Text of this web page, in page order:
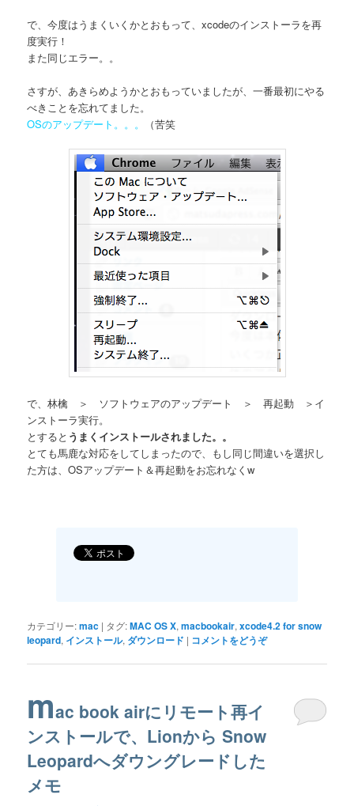
で、今度はうまくいくかとおもって、xcodeのインストーラを再
度実行！
また同じエラー。。
さすが、あきらめようかとおもっていましたが、一番最初にやる
べきことを忘れてました。
OSのアップデート。。。
（苦笑
で、林檎 ＞ ソフトウェアのアップデート ＞ 再起動 ＞イ
ンストーラ実行。
とすると うまくインストールされました。。
とても馬鹿な対応をしてしまったので、もし同じ間違いを選択し
た方は、OSアップデート＆再起動をお忘れなくw
カテゴリー:mac | タグ:MAC OS X,macbookair,xcode4.2 for snow
leopard, インストール, ダウンロード | コメントをどうぞ
mac book airにリモート再イ
ンストールで、Lionから Snow
Leopardへダウングレードした
メモ